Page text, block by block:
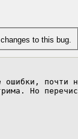
to this bug.
почти
Но